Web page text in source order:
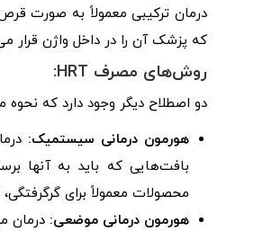
که پزشک آن را در داخل واژن قرار
روش‌های مصرف HRT:
دو اصطلاح دیگر وجود دارد که
هورمون درمانی سیستمیک:
بافت‌هایی که باید به آنها
محصولات معمولاً برای
هورمون درمانی موضعی: درمان